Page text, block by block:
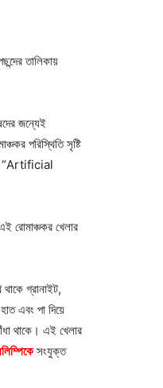
তালিকায়
জন্যেই
পরিস্থিতি সৃষ্টি
“Artificial
রোমাঞ্চকর খেলার
গ্রানাইট,
এবং পা দিয়ে
থাকে। এই খেলার
সংযুক্ত